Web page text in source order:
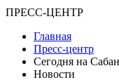
ПРЕСС-ЦЕНТР
Главная
Пресс-центр
Сегодня на
Новости